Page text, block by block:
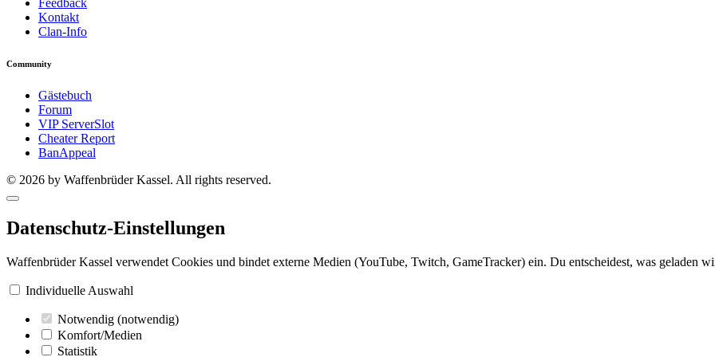
Feedback
Kontakt
Clan-Info
Community
Gästebuch
Forum
VIP ServerSlot
Cheater Report
BanAppeal
© 2026 by Waffenbrüder Kassel. All rights reserved.
Datenschutz-Einstellungen
Waffenbrüder Kassel verwendet Cookies und bindet externe Medien (YouTube, Twitch, GameTracker) ein. Du entscheidest, was geladen
Individuelle Auswahl
Notwendig (notwendig)
Komfort/Medien
Statistik